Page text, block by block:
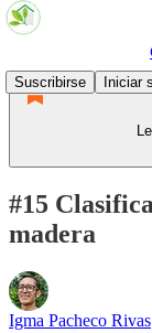
Suscribirse
Iniciar
#15
madera
Igma Pacheco Rivas